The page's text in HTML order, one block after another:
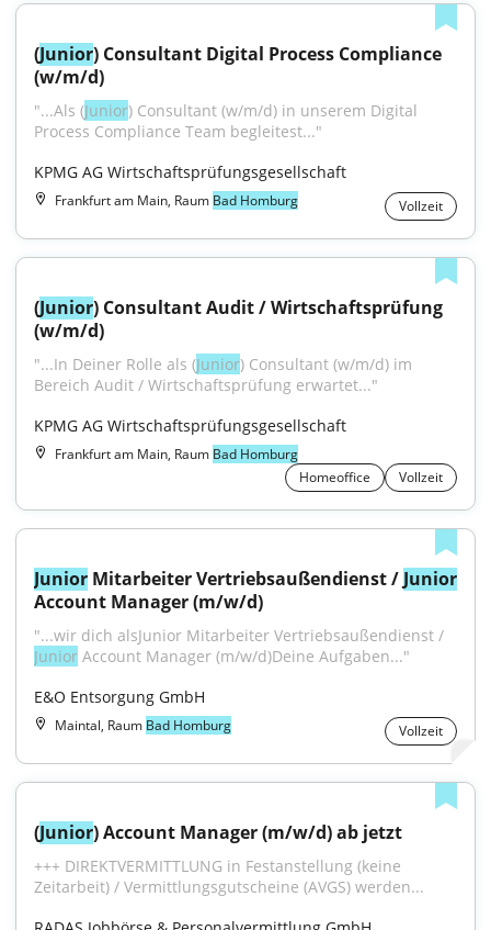
(Junior) Consultant Digital Process Compliance
(w/m/d)
"...Als (Junior) Consultant (w/m/d) in unserem Digital
Process Compliance Team begleitest..."
KPMG AG Wirtschaftsprüfungsgesellschaft
Frankfurt am Main, Raum Bad Homburg Vollzeit
(Junior) Consultant Audit / Wirtschaftsprüfung
(w/m/d)
"...In Deiner Rolle als (Junior) Consultant (w/m/d) im
Bereich Audit / Wirtschaftsprüfung erwartet..."
KPMG AG Wirtschaftsprüfungsgesellschaft
Frankfurt am Main, Raum Bad Homburg
Homeoffice
Vollzeit
Junior Mitarbeiter Vertriebsaußendienst / Junior
Account Manager (m/w/d)
Junior Account Manager (m/w/d)Deine Aufgaben..."
E&O Entsorgung GmbH
Maintal, Raum Bad Homburg Vollzeit
(Junior) Account Manager (m/w/d) ab jetzt
+++ DIREKTVERMITTLUNG in Festanstellung (keine
Zeitarbeit) / Vermittlungsgutscheine (AVGS) werden...